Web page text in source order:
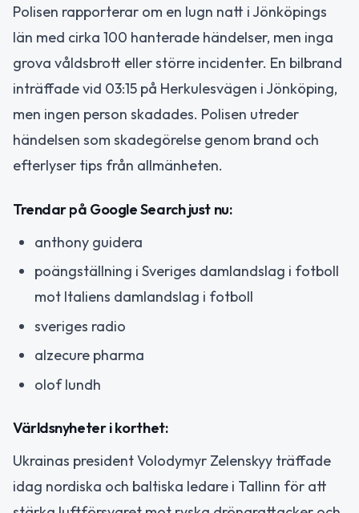
Polisen rapporterar om en lugn natt i Jönköpings
län med cirka 100 hanterade händelser, men inga
grova våldsbrott eller större incidenter. En bilbrand
inträffade vid 03:15 på Herkulesvägen i Jönköping,
men ingen person skadades. Polisen utreder
händelsen som skadegörelse genom brand och
efterlyser tips från allmänheten.
Trendar på Google Search just nu:
anthony guidera
poängställning i Sveriges damlandslag i fotboll
mot Italiens damlandslag i fotboll
sveriges radio
alzecure pharma
olof lundh
Världsnyheter i korthet:
Ukrainas president Volodymyr Zelenskyy träffade
idag nordiska och baltiska ledare i Tallinn för att